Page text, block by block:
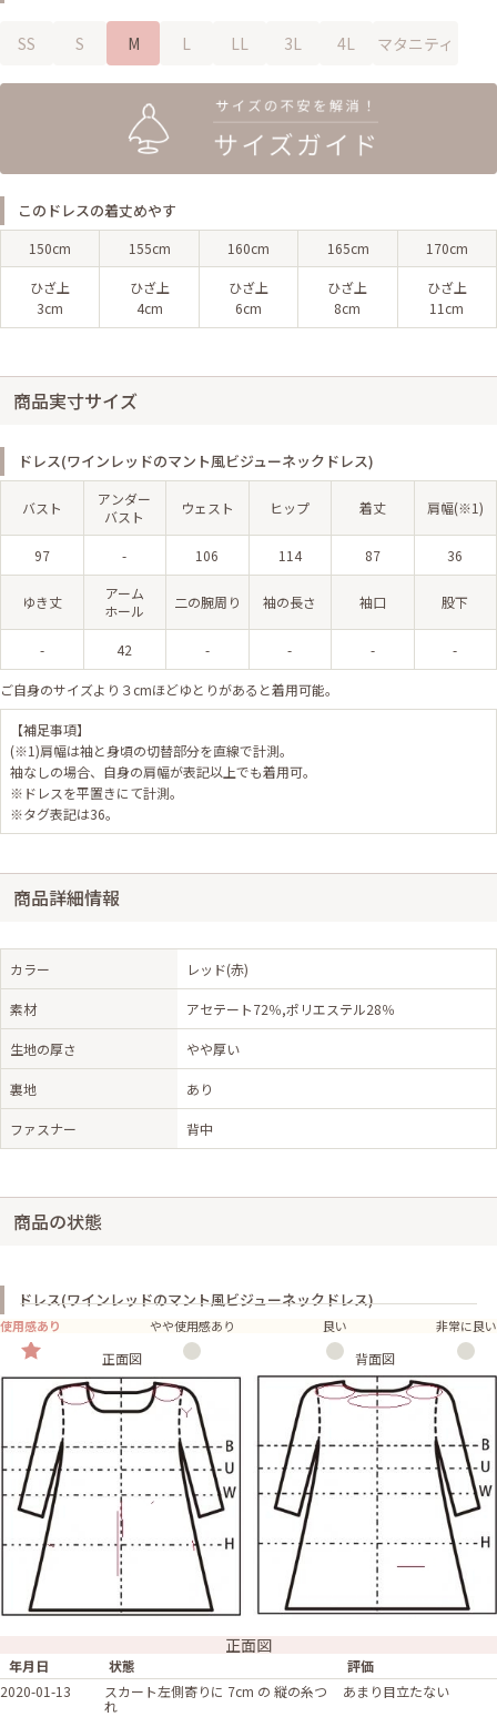
SS S M L LL 3L 4L マタニティ
このドレスの着丈めやす
150cm 155cm 160cm 165cm 170cm
ひざ上
3cm
ひざ上
4cm
ひざ上
6cm
ひざ上
8cm
ひざ上
11cm
商品実寸サイズ
ドレス(ワインレッドのマント風ビジューネックドレス)
バスト
アンダー
バスト
ウェスト ヒップ 着丈 肩幅(※1)
97 - 106 114 87 36
ゆき丈
アーム
ホール
二の腕周り 袖の長さ 袖口 股下
- 42 - - - -
ご自身のサイズより３cmほどゆとりがあると着用可能。
【補足事項】
(※1)肩幅は袖と身頃の切替部分を直線で計測。
袖なしの場合、自身の肩幅が表記以上でも着用可。
※ドレスを平置きにて計測。
※タグ表記は36。
商品詳細情報
カラー レッド(赤)
素材 アセテート72％,ポリエステル28％
生地の厚さ やや厚い
裏地 あり
ファスナー 背中
商品の状態
ドレス(ワインレッドのマント風ビジューネックドレス)
使用感あり やや使用感あり 良い 非常に良い
正面図 背面図
正面図
年月日 状態
評価
2020-01-13
スカート左側寄りに 7cm の 縦の糸つ
れ
あまり目立たない